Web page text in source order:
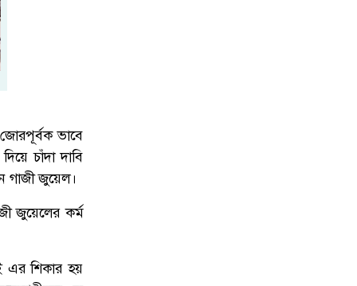
জোরপূর্বক ভাবে
চাঁদা দাবি
গাজী জুয়েল।
জুয়েলের কর্ম
এর শিকার হয়